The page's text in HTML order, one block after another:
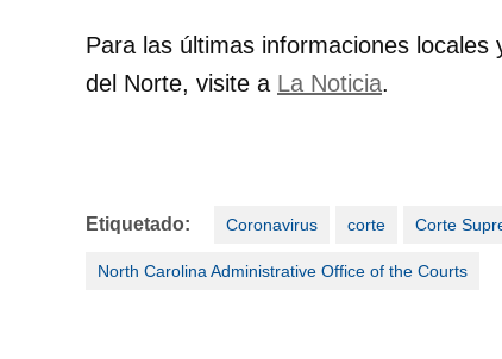
Para las últimas informaciones
del Norte, visite a La Noticia.
Etiquetado: Coronavirus corte Corte
North Carolina Administrative Office of the Courts